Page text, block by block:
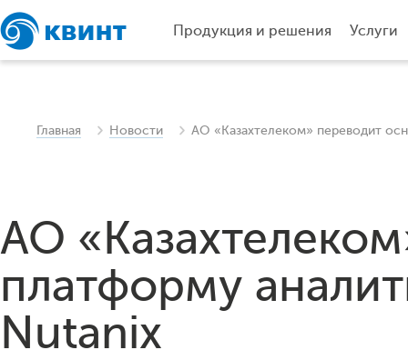
Продукция и решения Услуги
Главная Новости АО «Казахтелеком» переводит
АО
платформу
Nutanix